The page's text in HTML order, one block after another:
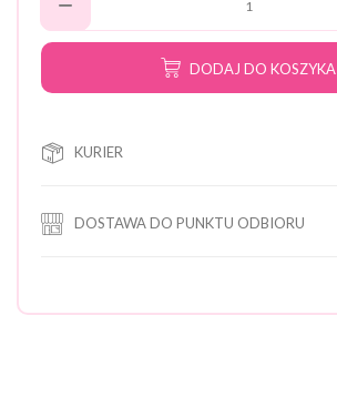
DODAJ DO KOSZYKA
KURIER
DOSTAWA DO PUNKTU ODBIORU